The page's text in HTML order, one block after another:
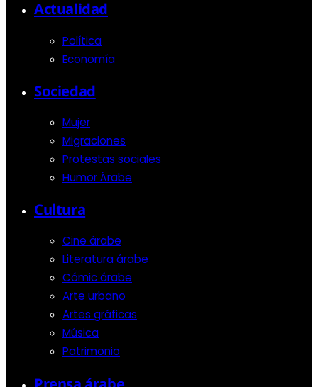
Actualidad
Política
Economía
Sociedad
Mujer
Migraciones
Protestas sociales
Humor Árabe
Cultura
Cine árabe
Literatura árabe
Cómic árabe
Arte urbano
Artes gráficas
Música
Patrimonio